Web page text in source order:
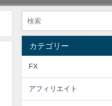
カテゴリー
FX
アフィリエイト